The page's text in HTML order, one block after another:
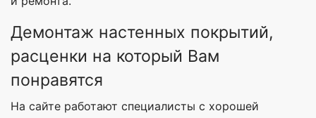
Демонтаж настенных покрытий,
расценки на который Вам
понравятся
На сайте работают специалисты с хорошей